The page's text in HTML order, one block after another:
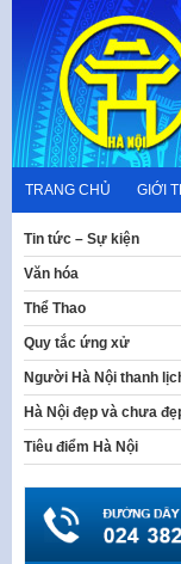
content
TRANG CHỦ GIỚI
Tin tức – Sự kiện
Văn hóa
Thể Thao
Quy tắc ứng xử
Người Hà Nội thanh
Hà Nội đẹp và chưa
Tiêu điểm Hà Nội